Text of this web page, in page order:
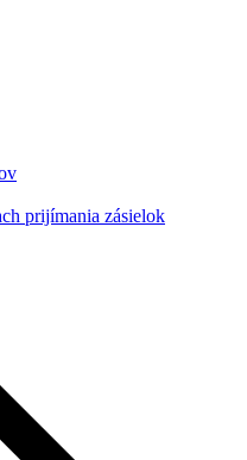
prijímania zásielok